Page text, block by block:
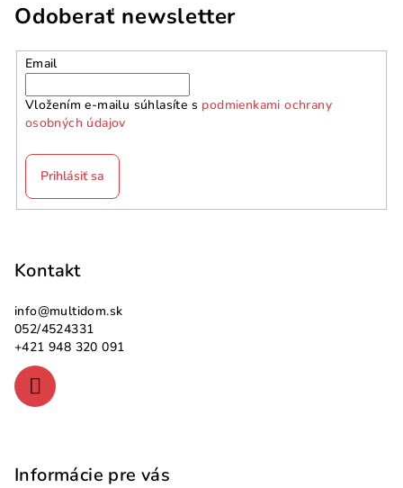
Odoberať newsletter
Email
Vložením e-mailu súhlasíte s podmienkami ochrany
osobných údajov
Prihlásiť sa
Kontakt
info@multidom.sk
052/4524331
+421 948 320 091
Informácie pre vás